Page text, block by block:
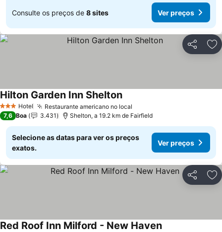
Consulte os preços de 8 sites Ver preços
Partilhar
3 EstrelasHotel Restaurante americano no local
Hilton Garden Inn Shelton
7,6 Boa 3.431 Shelton, a 19.2 km de Fairfield
Selecione as datas para ver os preços
exatos.
Ver preços
Partilhar
Red Roof Inn Milford - New Haven